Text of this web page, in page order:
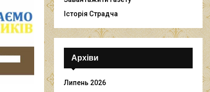
Історія Страдча
Архіви
Липень 2026